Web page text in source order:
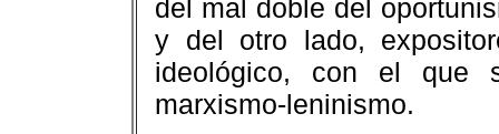
del mal doble del
y del otro lado,
ideológico, con el que
marxismo-leninismo.